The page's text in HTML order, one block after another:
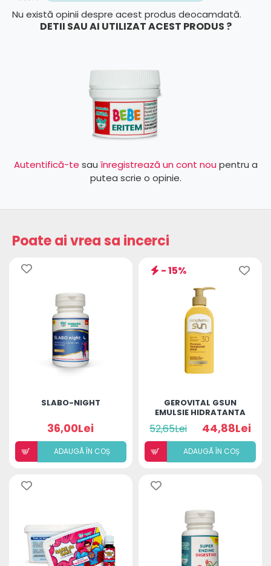
Nu există opinii despre acest produs deocamdată.
DETII SAU AI UTILIZAT ACEST PRODUS ?
Autentifică-te sau înregistrează un cont nou pentru a
putea scrie o opinie.
Poate ai vrea sa incerci
SLABO-NIGHT
36,00Lei
ADAUGÃ ÎN COȘ
- 15%
GEROVITAL GSUN
EMULSIE HIDRATANTA
PLAJA SPF30 200ML
52,65Lei 44,88Lei
ADAUGÃ ÎN COȘ